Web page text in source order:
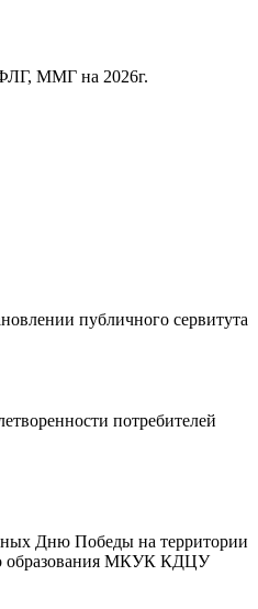
ММГ на 2026г.
публичного сервитута
потребителей
Дню Победы на территории
образования МКУК КДЦУ